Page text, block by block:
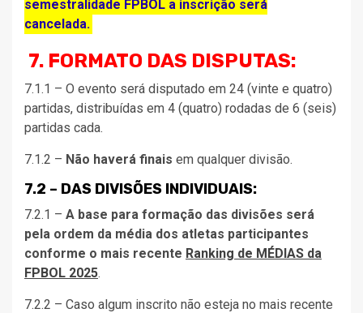
semestralidade FPBOL a inscrição será
cancelada.
7. FORMATO DAS DISPUTAS:
7.1.1 – O evento será disputado em 24 (vinte e quatro)
partidas, distribuídas em 4 (quatro) rodadas de 6 (seis)
partidas cada.
7.1.2 – Não haverá finais em qualquer divisão.
7.2 – DAS DIVISÕES INDIVIDUAIS:
7.2.1 – A base para formação das divisões será
pela ordem da média dos atletas participantes
conforme o mais recente Ranking de MÉDIAS da
FPBOL 2025.
7.2.2 – Caso algum inscrito não esteja no mais recente